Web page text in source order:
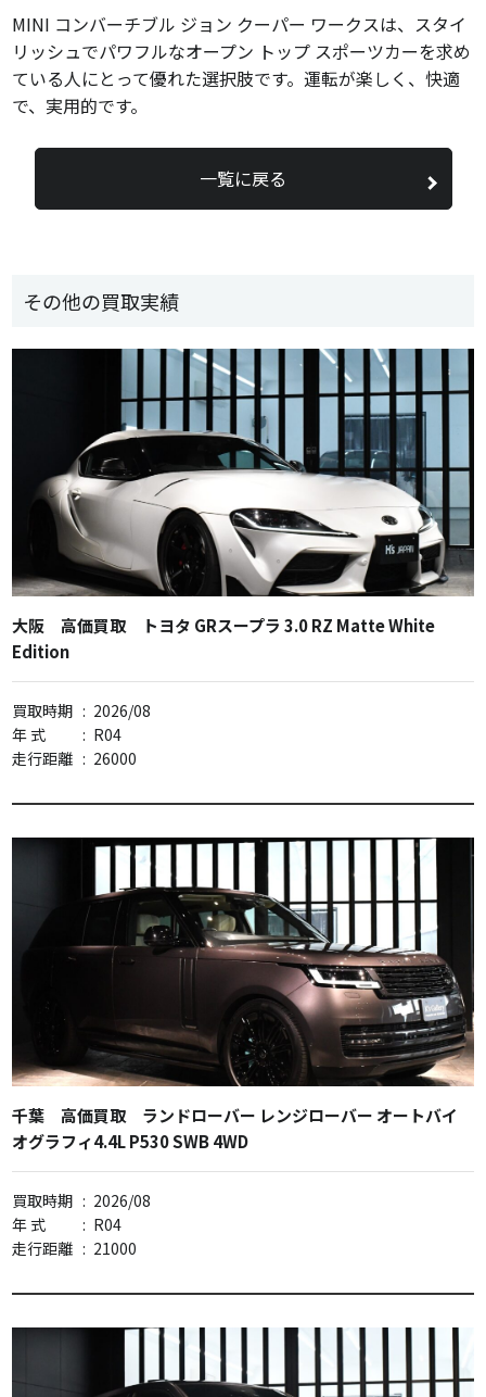
その他の買取実績
大阪 高価買取 トヨタ GRスープラ 3.0 RZ Matte White
Edition
買取時期 : 2026/08
年 式
: R04
走行距離 : 26000
千葉 高価買取 ランドローバー レンジローバー オートバイ
オグラフィ4.4L P530 SWB 4WD
買取時期 : 2026/08
年 式
: R04
走行距離 : 21000
MINI コンバーチブル ジョン クーパー ワークスは、スタイ
リッシュでパワフルなオープン トップ スポーツカーを求め
ている人にとって優れた選択肢です。運転が楽しく、快適
で、実用的です。
一覧に戻る